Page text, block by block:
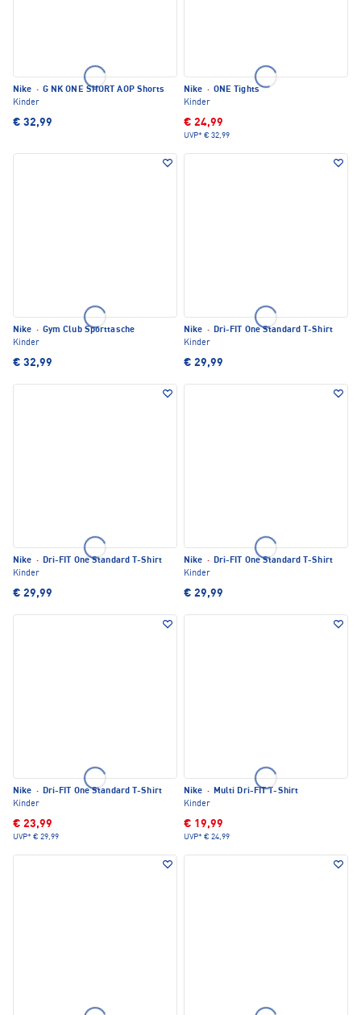
Nike · G NK ONE SHORT AOP Shorts
Kinder
€ 32,99
Nike · ONE Tights
Kinder
€ 24,99
UVP* € 32,99
Nike · Gym Club Sporttasche
Kinder
€ 32,99
Nike · Dri-FIT One Standard T-Shirt
Kinder
€ 29,99
Nike · Dri-FIT One Standard T-Shirt
Kinder
€ 29,99
Nike · Dri-FIT One Standard T-Shirt
Kinder
€ 29,99
Nike · Dri-FIT One Standard T-Shirt
Kinder
€ 23,99
UVP* € 29,99
Nike · Multi Dri-FIT T-Shirt
Kinder
€ 19,99
UVP* € 24,99